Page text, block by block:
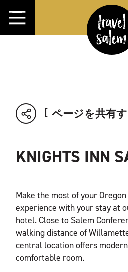
コンテンツへスキップ
ページを共有
KNIGHTS INN
Make the most of your
experience with your stay at
hotel. Close to Salem
walking distance of
central location offers
comfortable room.